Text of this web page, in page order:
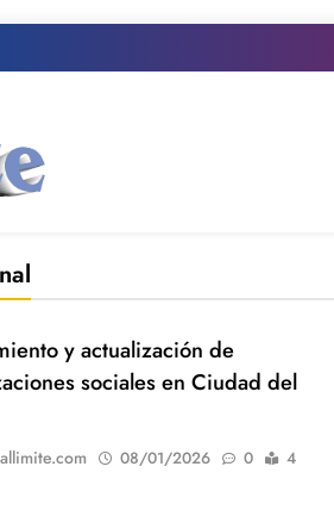
y actualización de
sociales en Ciudad del
08/01/2026 0
4